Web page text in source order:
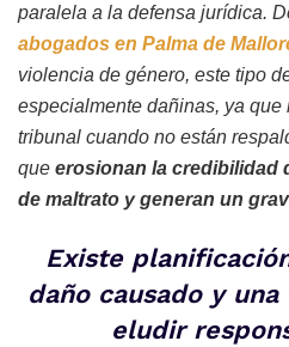
paralela a la defensa jurídica.
abogados en Palma de
violencia de género, este tipo
especialmente dañinas, ya que
tribunal cuando no están
que erosionan la credibilidad
de maltrato y generan un
Existe
daño causado y
eludir